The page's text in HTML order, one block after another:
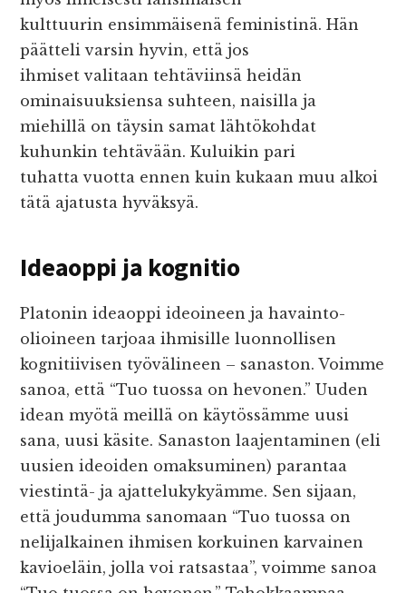
kulttuurin ensimmäisenä feministinä. Hän
päätteli varsin hyvin, että jos
ihmiset valitaan tehtäviinsä heidän
ominaisuuksiensa suhteen, naisilla ja
miehillä on täysin samat lähtökohdat
kuhunkin tehtävään. Kuluikin pari
tuhatta vuotta ennen kuin kukaan muu alkoi
tätä ajatusta hyväksyä.
Ideaoppi ja kognitio
Platonin ideaoppi ideoineen ja havainto-
olioineen tarjoaa ihmisille luonnollisen
kognitiivisen työvälineen – sanaston. Voimme
sanoa, että “Tuo tuossa on hevonen.” Uuden
idean myötä meillä on käytössämme uusi
sana, uusi käsite. Sanaston laajentaminen (eli
uusien ideoiden omaksuminen) parantaa
viestintä- ja ajattelukykyämme. Sen sijaan,
että joudumma sanomaan “Tuo tuossa on
nelijalkainen ihmisen korkuinen karvainen
kavioeläin, jolla voi ratsastaa”, voimme sanoa